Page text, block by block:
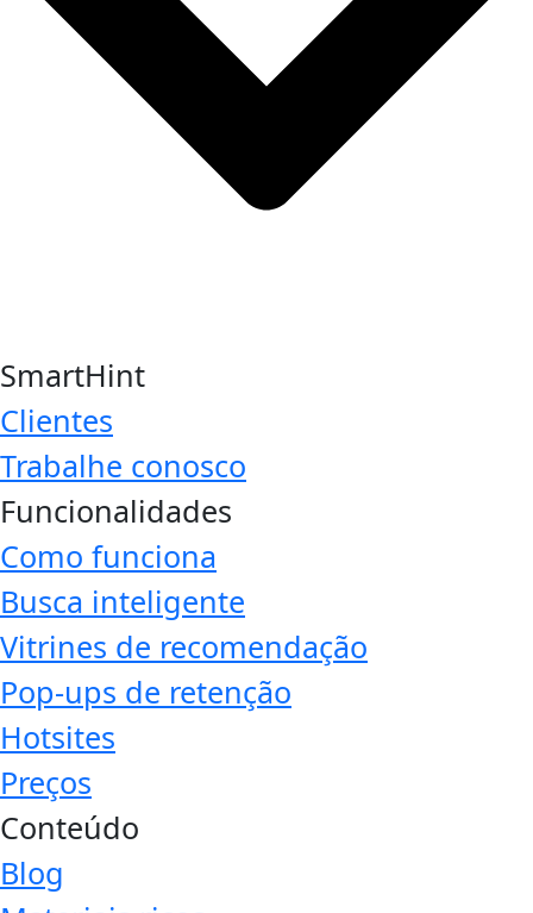
SmartHint
Clientes
Trabalhe conosco
Funcionalidades
Como funciona
Busca inteligente
Vitrines de recomendação
Pop-ups de retenção
Hotsites
Preços
Conteúdo
Blog